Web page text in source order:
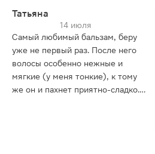
Татьяна
14 июля
Самый любимый бальзам, беру
уже не первый раз. После него
волосы особенно нежные и
мягкие (у меня тонкие), к тому
же он и пахнет приятно-сладко.